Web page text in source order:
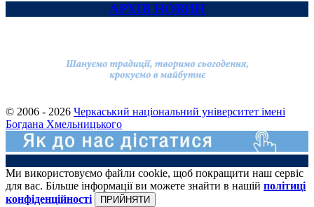
АРХІВ НОВИН
© 2006 - 2026 Черкаський національний університет імені
Богдана Хмельницького
Ми використовуємо файли cookie, щоб покращити наш сервіс
для вас. Більше інформації ви можете знайти в нашій політиці
конфіденційності
ПРИЙНЯТИ